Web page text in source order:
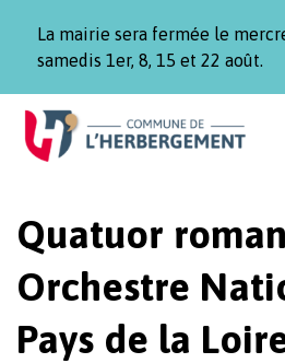
La mairie sera fermée le
samedis 1er, 8, 15 et 22 août.
Aller
Aller
contenu
Aller
pied
Quatuor
Orchestre
Pays de la